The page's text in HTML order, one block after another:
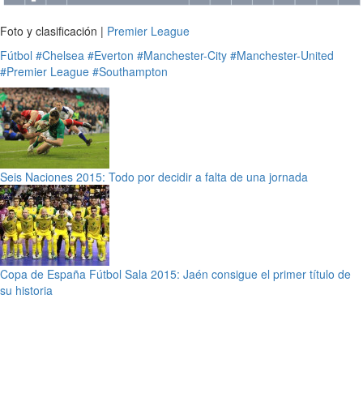
Foto y clasificación | Premier League
Fútbol #Chelsea #Everton #Manchester-City #Manchester-United
#Premier League #Southampton
Seis Naciones 2015: Todo por decidir a falta de una jornada
Copa de España Fútbol Sala 2015: Jaén consigue el primer título de
su historia